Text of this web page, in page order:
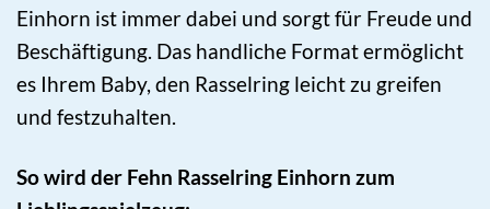
Einhorn ist immer dabei und sorgt für Freude und
Beschäftigung. Das handliche Format ermöglicht
es Ihrem Baby, den Rasselring leicht zu greifen
und festzuhalten.
So wird der Fehn Rasselring Einhorn zum